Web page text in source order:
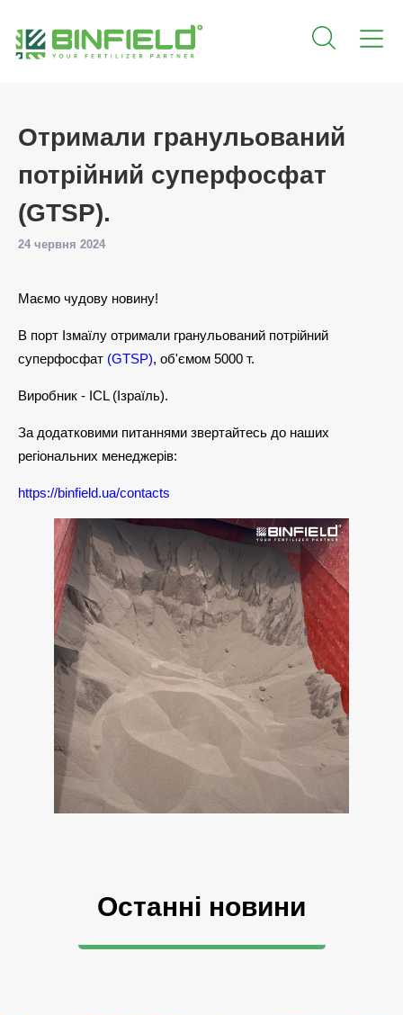
Отримали гранульований
потрійний суперфосфат
(GTSP).
24 червня 2024
Маємо чудову новину!
В порт Ізмаїлу отримали гранульований потрійний
суперфосфат (GTSP), об'ємом 5000 т.
Виробник - ICL (Ізраїль).
За додатковими питаннями звертайтесь до наших
регіональних менеджерів:
https://binfield.ua/contacts
Останні новини